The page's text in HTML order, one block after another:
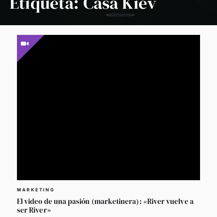
MARKETING
El video de una pasión (marketinera): «River vuelve a
ser River»